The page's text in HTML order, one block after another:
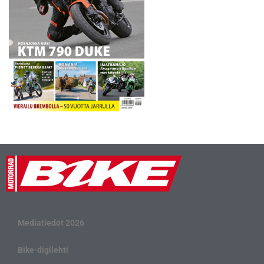
Mediatiedot 2026
Bike-digilehti